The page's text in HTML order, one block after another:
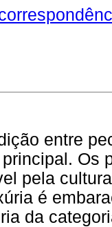
entre
Os
pela
é
da